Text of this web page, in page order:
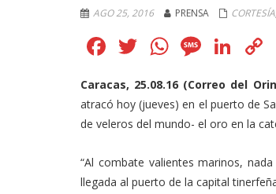
AGO 25, 2016 PRENSA CORTESÍA
Facebook
Twitter
Caracas, 25.08.16 (Correo del
atracó hoy (jueves) en el puerto de
de veleros del mundo- el oro en la
“Al combate valientes marinos,
llegada al puerto de la capital